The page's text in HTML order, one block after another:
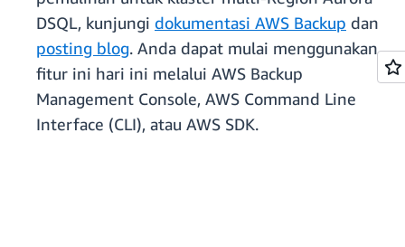
DSQL, kunjungi dokumentasi AWS Backup dan
posting blog. Anda dapat mulai menggunakan
fitur ini hari ini melalui AWS Backup
Management Console, AWS Command Line
Interface (CLI), atau AWS SDK.